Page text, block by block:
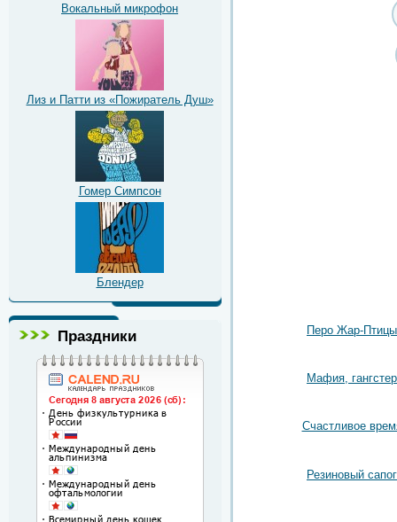
Вокальный микрофон
Лиз и Патти из «Пожиратель Душ»
Гомер Симпсон
Блендер
Праздники Перо Жар-Птицы
Мафия, гангстер
Счастливое
Резиновый сапог